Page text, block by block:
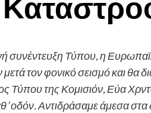
συνέντευξη Τύπου, η
τον φονικό σεισμό και θα
Τύπου της Κομισιόν, Εύα
οδόν. Αντιδράσαμε άμεσα